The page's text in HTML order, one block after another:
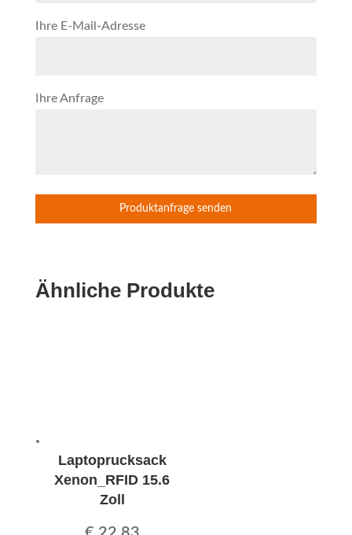
Ihre E-Mail-Adresse
Ihre Anfrage
Ähnliche Produkte
Laptoprucksack
Xenon_RFID 15.6
Zoll